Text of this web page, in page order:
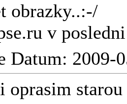
obrazky..:-/
v
Datum: 2009-
oprasim